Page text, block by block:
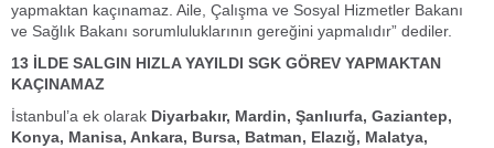
yapmaktan kaçınamaz. Aile, Çalışma ve Sosyal Hizmetler Bakanı
ve Sağlık Bakanı sorumluluklarının gereğini yapmalıdır” dediler.
13 İLDE SALGIN HIZLA YAYILDI SGK GÖREV YAPMAKTAN
KAÇINAMAZ
İstanbul’a ek olarak Diyarbakır, Mardin, Şanlıurfa, Gaziantep,
Konya, Manisa, Ankara, Bursa, Batman, Elazığ, Malatya,